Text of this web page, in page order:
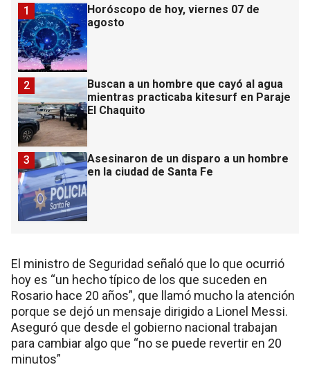
Horóscopo de hoy, viernes 07 de
agosto
1
Buscan a un hombre que cayó al agua
mientras practicaba kitesurf en Paraje
El Chaquito
2
Asesinaron de un disparo a un hombre
en la ciudad de Santa Fe
3
El ministro de Seguridad señaló que lo que ocurrió
hoy es “un hecho típico de los que suceden en
Rosario hace 20 años”, que llamó mucho la atención
porque se dejó un mensaje dirigido a Lionel Messi.
Aseguró que desde el gobierno nacional trabajan
para cambiar algo que “no se puede revertir en 20
minutos”